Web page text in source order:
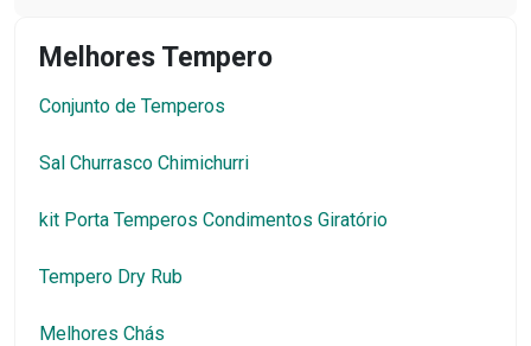
Melhores Tempero
Conjunto de Temperos
Sal Churrasco Chimichurri
kit Porta Temperos Condimentos Giratório
Tempero Dry Rub
Melhores Chás